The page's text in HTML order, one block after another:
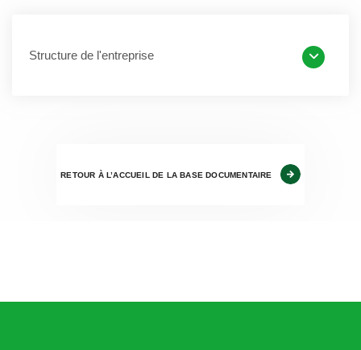
Structure de l'entreprise
RETOUR À L’ACCUEIL DE LA BASE DOCUMENTAIRE